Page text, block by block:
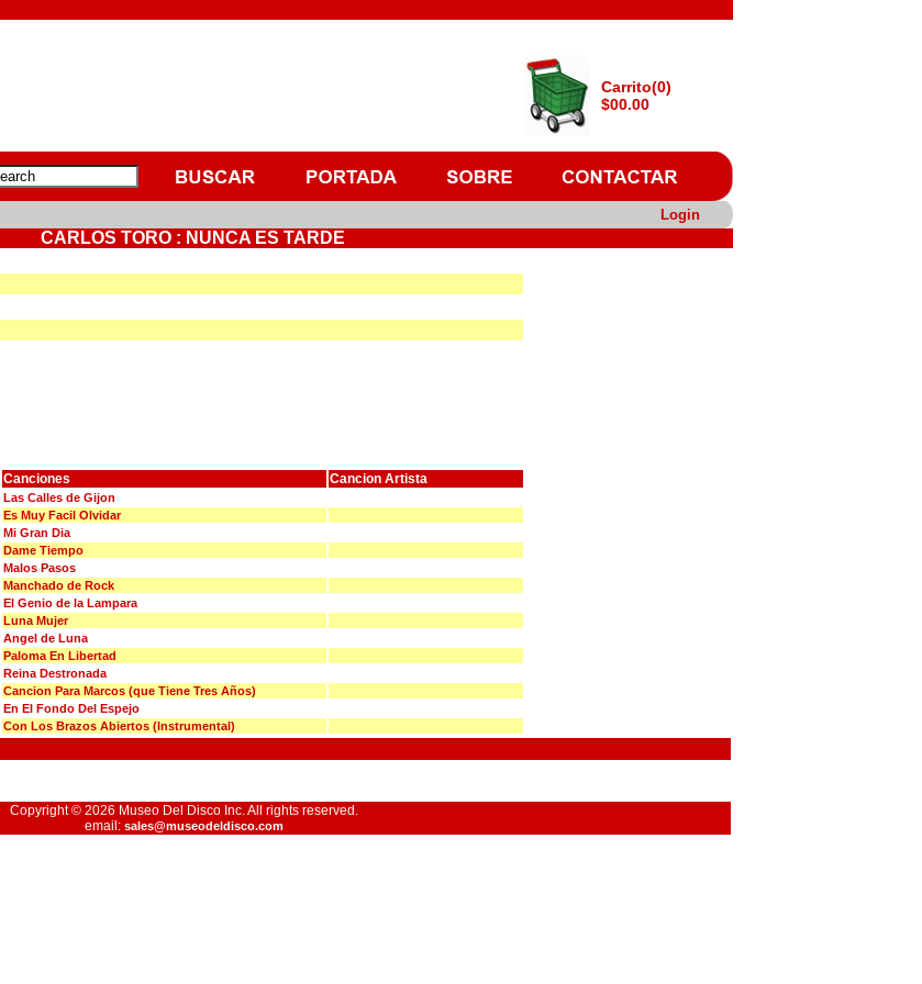
Carrito(0)
$00.00
Login
CARLOS TORO : NUNCA ES TARDE
Canciones Cancion Artista
Las Calles de Gijon
Es Muy Facil Olvidar
Mi Gran Dia
Dame Tiempo
Malos Pasos
Manchado de Rock
El Genio de la Lampara
Luna Mujer
Angel de Luna
Paloma En Libertad
Reina Destronada
Cancion Para Marcos (que Tiene Tres Años)
En El Fondo Del Espejo
Con Los Brazos Abiertos (Instrumental)
Copyright © 2026 Museo Del Disco Inc. All rights reserved.
email: sales@museodeldisco.com